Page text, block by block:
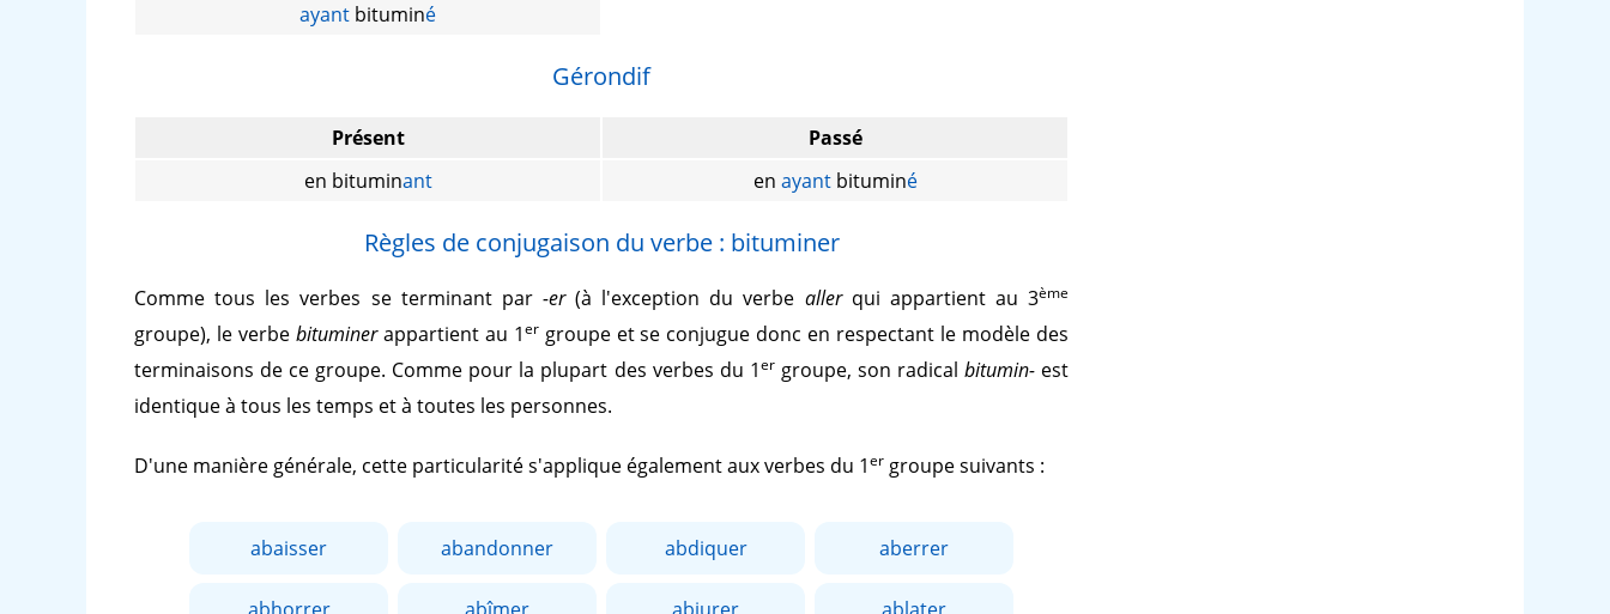
ayant bituminé
Gérondif
Présent
en bituminant
Passé
en ayantbituminé
Règles de conjugaison du verbe : bituminer
Comme tous les verbes se terminant par -er(à l'exception du verbe allerqui appartient au 3ème
groupe), le verbe bituminerappartient au 1ergroupe et se conjugue donc en respectant le modèle des
terminaisons de ce groupe. Comme pour la plupart des verbes du 1ergroupe, son radical bitumin-est
identique à tous les temps et à toutes les personnes.
D'une manière générale, cette particularité s'applique également aux verbes du 1er groupe suivants :
abaisser abandonner abdiquer aberrer